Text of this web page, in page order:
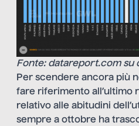
Fonte: datareport.com su
Per scendere ancora più
fare riferimento all’ultimo
relativo alle abitudini
sempre a ottobre ha